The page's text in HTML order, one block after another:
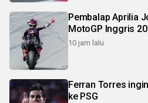
Pembalap Aprilia
MotoGP Inggris
10 jam lalu
Ferran Torres
ke PSG